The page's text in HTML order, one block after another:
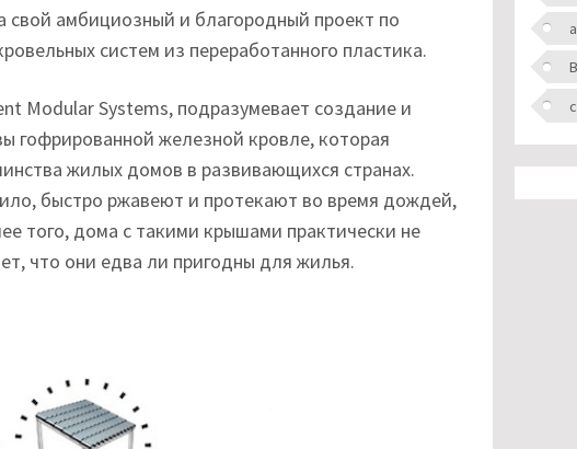
свой амбициозный и благородный проект по
систем из переработанного пластика.
Modular Systems, подразумевает создание и
гофрированной железной кровле, которая
жилых домов в развивающихся странах.
быстро ржавеют и протекают во время дождей,
того, дома с такими крышами практически не
что они едва ли пригодны для жилья.